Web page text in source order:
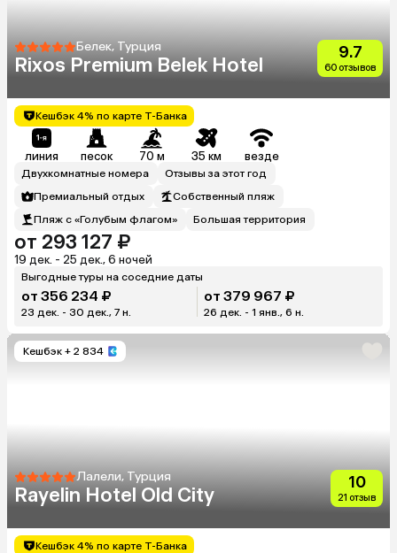
Белек, Турция
Rixos Premium Belek Hotel
9.7
60 отзывов
Кешбэк 4% по карте Т-Банка
линия песок 70 м 35 км везде
Двухкомнатные номера
Отзывы за этот год
Премиальный отдых
Собственный пляж
Пляж с «Голубым флагом»
Большая территория
от 293 127 ₽
19 дек. - 25 дек., 6 ночей
Выгодные туры на соседние даты
от 356 234 ₽
23 дек. - 30 дек., 7 н.
от 379 967 ₽
26 дек. - 1 янв., 6 н.
Кешбэк + 2 834
Лалели, Турция
Rayelin Hotel Old City
10
21 отзыв
Кешбэк 4% по карте Т-Банка